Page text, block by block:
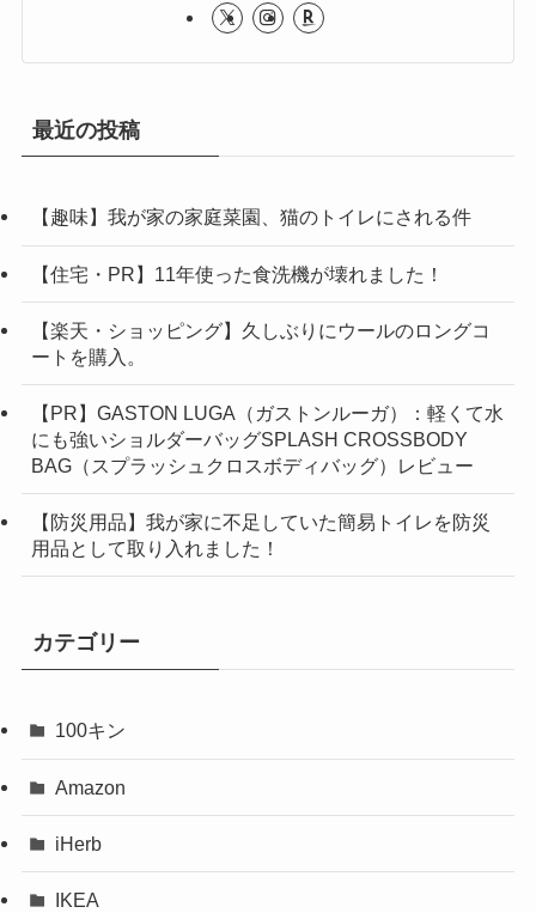
最近の投稿
【趣味】我が家の家庭菜園、猫のトイレにされる件
【住宅・PR】11年使った食洗機が壊れました！
【楽天・ショッピング】久しぶりにウールのロングコ
ートを購入。
【PR】GASTON LUGA（ガストンルーガ）：軽くて水
にも強いショルダーバッグSPLASH CROSSBODY
BAG（スプラッシュクロスボディバッグ）レビュー
【防災用品】我が家に不足していた簡易トイレを防災
用品として取り入れました！
カテゴリー
100キン
Amazon
iHerb
IKEA